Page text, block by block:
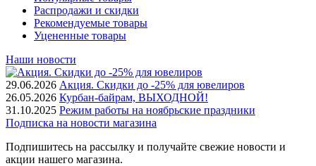
Распродажи и скидки
Рекомендуемые товары
Уцененные товары
Наши новости
29.06.2026 Акция. Скидки до -25% для ювелиров
26.05.2026 Курбан-байрам, ВЫХОДНОЙ!
31.10.2025 Режим работы на ноябрьские праздники
Подписка на новости магазина
Подпишитесь на рассылку и получайте свежие новости и
акции нашего магазина.